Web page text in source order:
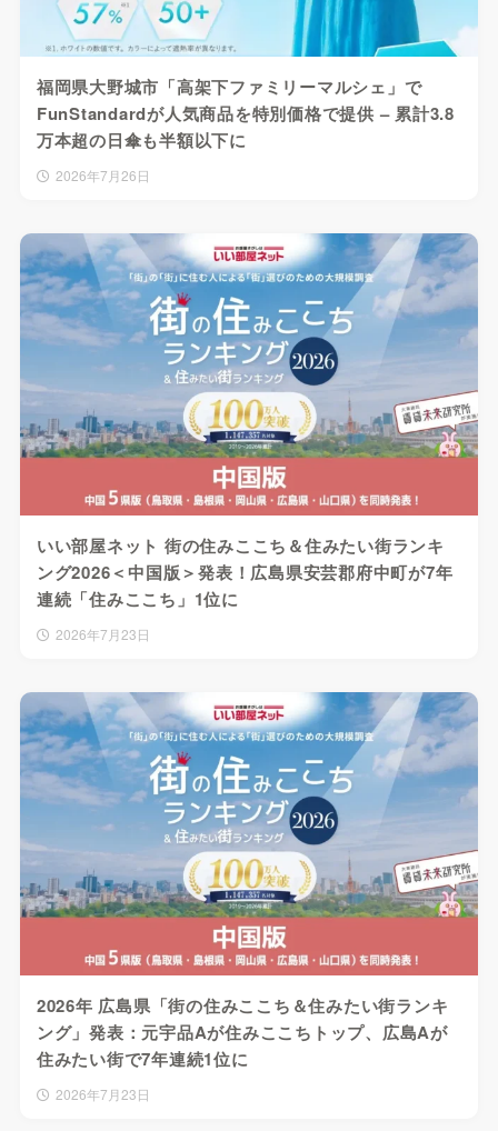
福岡県大野城市「高架下ファミリーマルシェ」で
FunStandardが人気商品を特別価格で提供 – 累計3.8
万本超の日傘も半額以下に
2026年7月26日
いい部屋ネット 街の住みここち＆住みたい街ランキ
ング2026＜中国版＞発表！広島県安芸郡府中町が7年
連続「住みここち」1位に
2026年7月23日
2026年 広島県「街の住みここち＆住みたい街ランキ
ング」発表：元宇品Aが住みここちトップ、広島Aが
住みたい街で7年連続1位に
2026年7月23日